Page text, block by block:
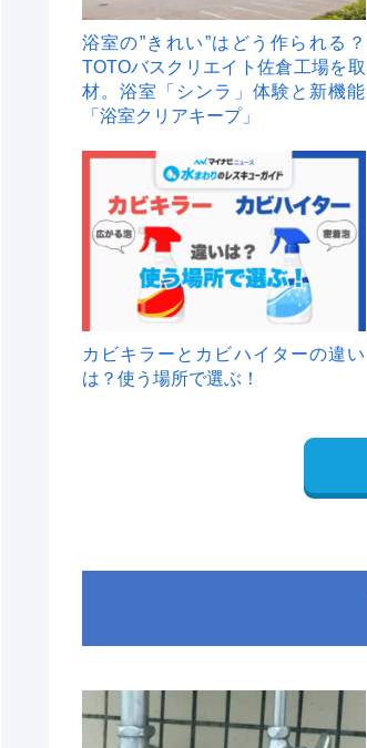
浴室の”きれい”はどう作られる？
TOTOバスクリエイト佐倉工場を取
材。浴室「シンラ」体験と新機能
「浴室クリアキープ」
カビキラーとカビハイターの違い
は？使う場所で選ぶ！
1